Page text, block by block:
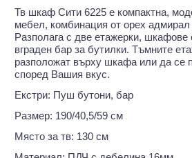
Тв шкаф Сити 6225 е компактна,
мебел, комбинация от орех адмирал
Разполага с две етажерки,
вграден бар за бутилки. Тъмните
разположат върху шкафа или да се
според Вашия вкус.
Екстри: Пуш бутони, бар
Размер: 190/40,5/59 см
Място за тв: 130 см